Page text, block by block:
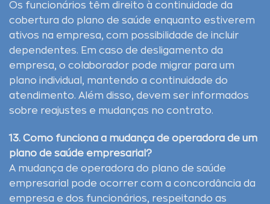
Os funcionários têm direito à continuidade da
cobertura do plano de saúde enquanto estiverem
ativos na empresa, com possibilidade de incluir
dependentes. Em caso de desligamento da
empresa, o colaborador pode migrar para um
plano individual, mantendo a continuidade do
atendimento. Além disso, devem ser informados
sobre reajustes e mudanças no contrato.
13. Como funciona a mudança de operadora de um
plano de saúde empresarial?
A mudança de operadora do plano de saúde
empresarial pode ocorrer com a concordância da
empresa e dos funcionários, respeitando as